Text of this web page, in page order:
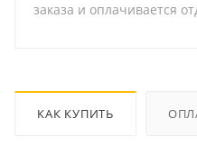
заказа и оплачивается
КАК КУПИТЬ